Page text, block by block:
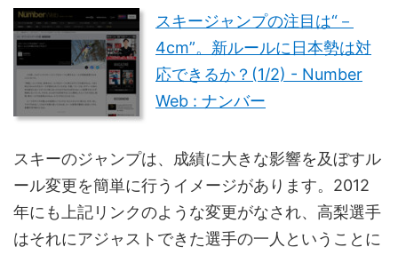
スキージャンプの注目は“－
4cm”。新ルールに日本勢は対
応できるか？(1/2) - Number
Web : ナンバー
スキーのジャンプは、成績に大きな影響を及ぼすル
ール変更を簡単に行うイメージがあります。2012
年にも上記リンクのような変更がなされ、高梨選手
はそれにアジャストできた選手の一人ということに